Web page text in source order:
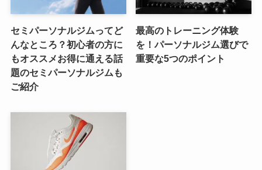
セミパーソナルジムってど
んなところ？初心者の方に
もオススメお得に通える話
題のセミパーソナルジムも
ご紹介
最高のトレーニング体験
を！パーソナルジム選びで
重要な5つのポイント